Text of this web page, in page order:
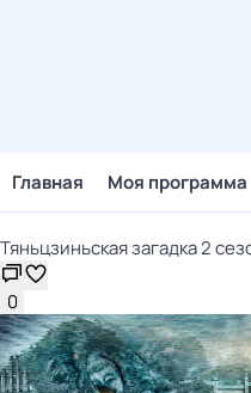
Главная Моя программа
Тяньцзиньская загадка 2
0